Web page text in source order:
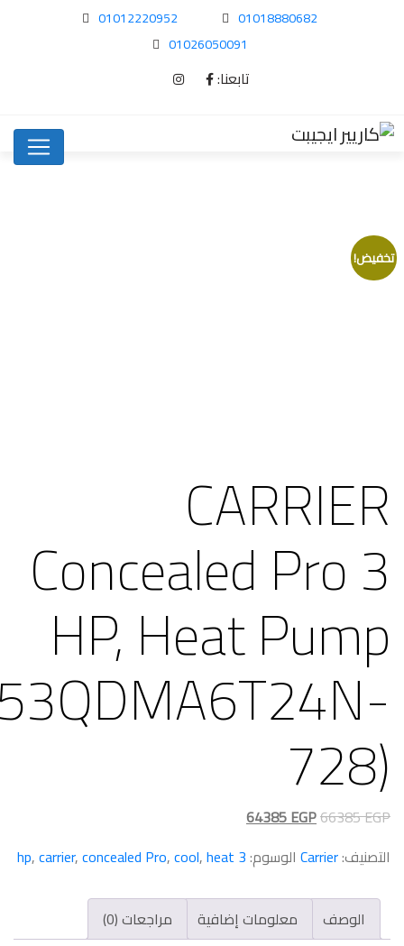
01018880682
01012220952
01026050091
تابعنا:
تخفيض!
CARRIER
Concealed Pro 3
HP, Heat Pump
728)
66385EGP
السعر
هو:
66385 EGP.
64385EGP
السعر
هو:
64385 EGP.
التصنيف:Carrier الوسوم:3 hp
,carrier,concealed Pro,cool,heat
الوصف معلومات إضافية مراجعات (0)